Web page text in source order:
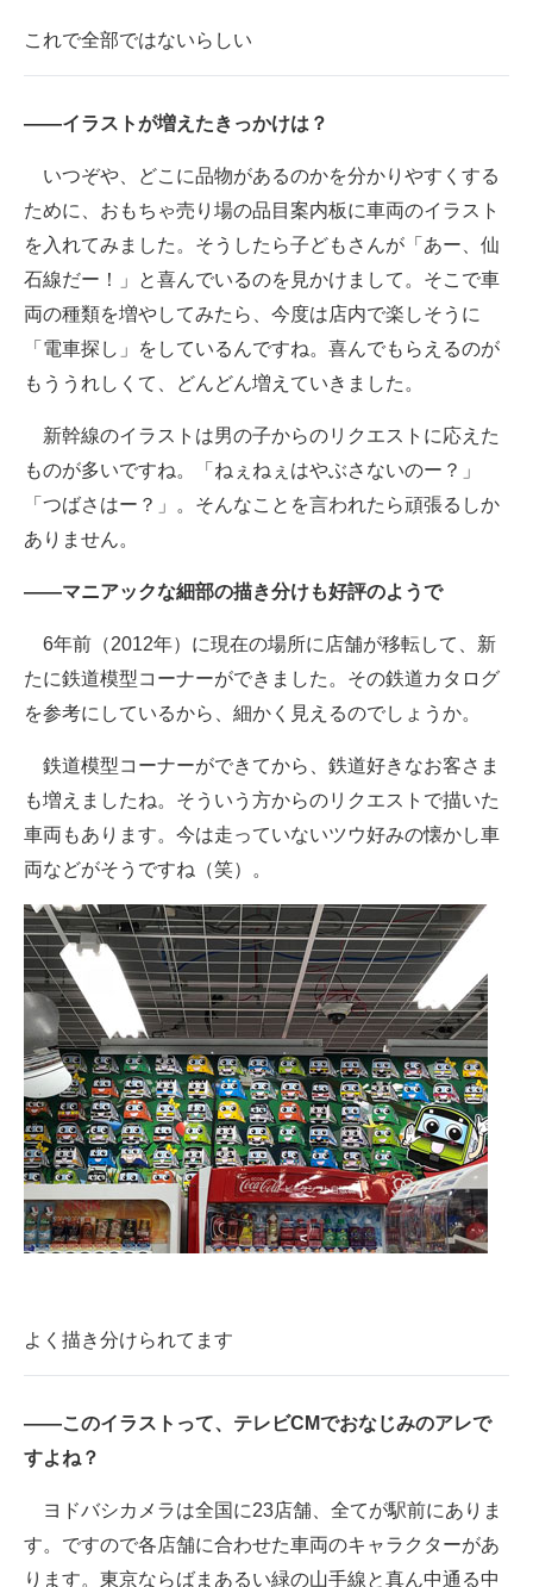
これで全部ではないらしい
――イラストが増えたきっかけは？
いつぞや、どこに品物があるのかを分かりやすくする
ために、おもちゃ売り場の品目案内板に車両のイラスト
を入れてみました。そうしたら子どもさんが「あー、仙
石線だー！」と喜んでいるのを見かけまして。そこで車
両の種類を増やしてみたら、今度は店内で楽しそうに
「電車探し」をしているんですね。喜んでもらえるのが
もううれしくて、どんどん増えていきました。
新幹線のイラストは男の子からのリクエストに応えた
ものが多いですね。「ねぇねぇはやぶさないのー？」
「つばさはー？」。そんなことを言われたら頑張るしか
ありません。
――マニアックな細部の描き分けも好評のようで
6年前（2012年）に現在の場所に店舗が移転して、新
たに鉄道模型コーナーができました。その鉄道カタログ
を参考にしているから、細かく見えるのでしょうか。
鉄道模型コーナーができてから、鉄道好きなお客さま
も増えましたね。そういう方からのリクエストで描いた
車両もあります。今は走っていないツウ好みの懐かし車
両などがそうですね（笑）。
よく描き分けられてます
――このイラストって、テレビCMでおなじみのアレで
すよね？
ヨドバシカメラは全国に23店舗、全てが駅前にありま
す。ですので各店舗に合わせた車両のキャラクターがあ
ります。東京ならばまあるい緑の山手線と真ん中通る中